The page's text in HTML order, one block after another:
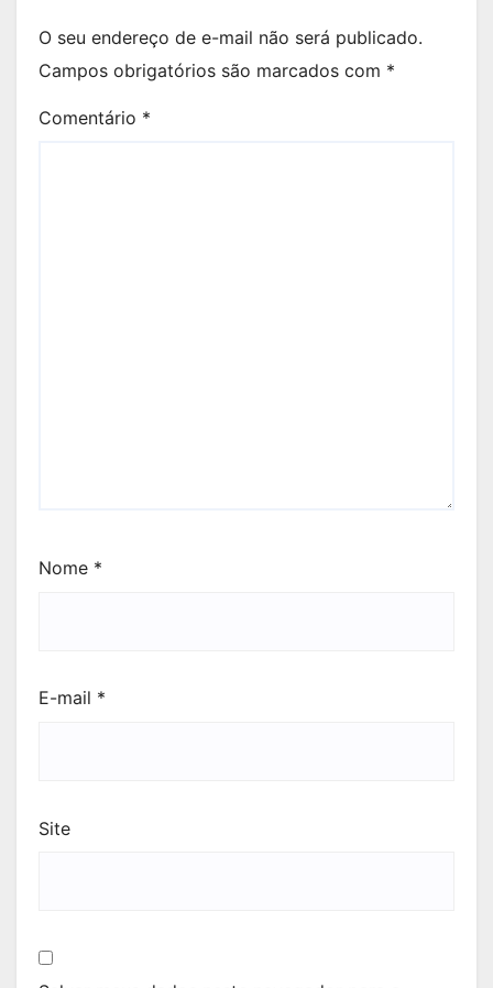
O seu endereço de e-mail não será publicado.
Campos obrigatórios são marcados com *
Comentário *
Nome *
E-mail *
Site